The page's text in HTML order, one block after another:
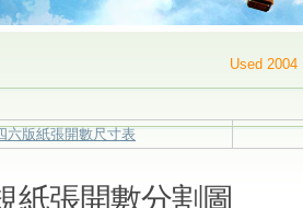
Used 2004
六版紙張開數尺寸表
紙張開數分割圖